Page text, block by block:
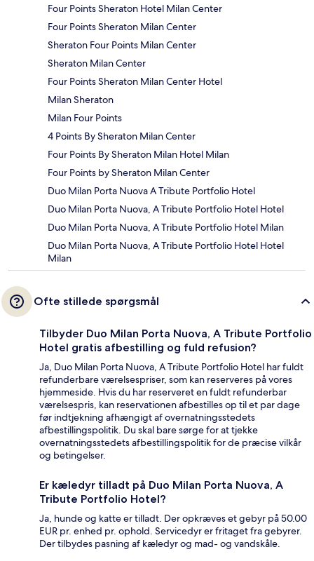
Four Points Sheraton Hotel Milan Center
Four Points Sheraton Milan Center
Sheraton Four Points Milan Center
Sheraton Milan Center
Four Points Sheraton Milan Center Hotel
Milan Sheraton
Milan Four Points
4 Points By Sheraton Milan Center
Four Points By Sheraton Milan Hotel Milan
Four Points by Sheraton Milan Center
Duo Milan Porta Nuova A Tribute Portfolio Hotel
Duo Milan Porta Nuova, A Tribute Portfolio Hotel Hotel
Duo Milan Porta Nuova, A Tribute Portfolio Hotel Milan
Duo Milan Porta Nuova, A Tribute Portfolio Hotel Hotel
Milan
Ofte stillede spørgsmål
Tilbyder Duo Milan Porta Nuova, A Tribute Portfolio
Hotel gratis afbestilling og fuld refusion?
Ja, Duo Milan Porta Nuova, A Tribute Portfolio Hotel har fuldt
refunderbare værelsespriser, som kan reserveres på vores
hjemmeside. Hvis du har reserveret en fuldt refunderbar
værelsespris, kan reservationen afbestilles op til et par dage
før indtjekning afhængigt af overnatningsstedets
afbestillingspolitik. Du skal bare sørge for at tjekke
overnatningsstedets afbestillingspolitik for de præcise vilkår
og betingelser.
Er kæledyr tilladt på Duo Milan Porta Nuova, A
Tribute Portfolio Hotel?
Ja, hunde og katte er tilladt. Der opkræves et gebyr på 50.00
EUR pr. enhed pr. ophold. Servicedyr er fritaget fra gebyrer.
Der tilbydes pasning af kæledyr og mad- og vandskåle.